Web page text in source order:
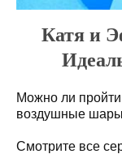
Катя и
Можно ли
воздушные шары
Смотрите все